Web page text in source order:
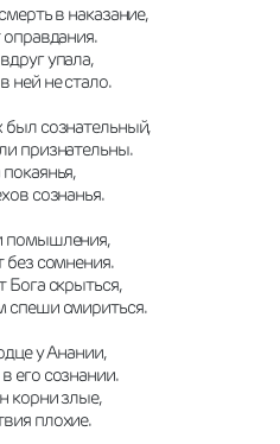
в наказание,
оправдания.
упала,
ней не стало.
сознательный,
признательны.
сознанья.
помышления,
без сомнения.
Бога скрыться,
спеши смириться.
у Анании,
его сознании.
корни злые,
плохие.